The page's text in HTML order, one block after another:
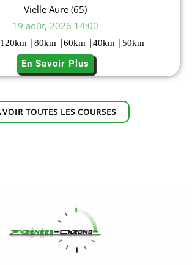
Vielle Aure (65)
19 août, 2026 14:00
120km |80km |60km |40km |50km
En Savoir Plus
VOIR TOUTES LES COURSES